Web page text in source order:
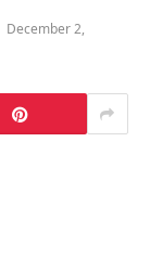
December 2,